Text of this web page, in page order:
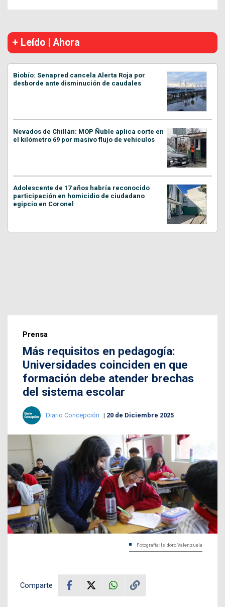
+ Leído | Ahora
Biobío: Senapred cancela Alerta Roja por
desborde ante disminución de caudales
Nevados de Chillán: MOP Ñuble aplica corte en
el kilómetro 69 por masivo flujo de vehículos
Adolescente de 17 años habría reconocido
participación en homicidio de ciudadano
egipcio en Coronel
Prensa
Más requisitos en pedagogía:
Universidades coinciden en que
formación debe atender brechas
del sistema escolar
Diario Concepción 20 de Diciembre 2025
Fotografía: Isidoro Valenzuela
Comparte